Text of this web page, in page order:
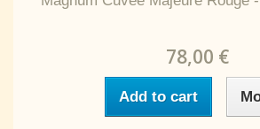
78,00 €
Add to cart